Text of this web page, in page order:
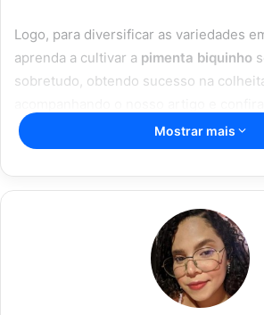
Logo, para diversificar as variedades
aprenda a cultivar a pimenta biquinho
sobretudo, obtendo sucesso na
iluminação e irrigação, plantio e
Artigos relacionados
Truques infalíveis:
nunca foi tão fácil
caseiras
13/06/2023
Mostrar mais